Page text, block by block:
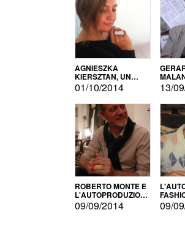
AGNIESZKA
KIERSZTAN, UN
MODELLO DI
AUTOPRODUZIONE
01/10/2014 13/
ROBERTO MONTE E
L'AUTOPRODUZIONE
CON IL CENSIMENTO
09/09/2014 09/